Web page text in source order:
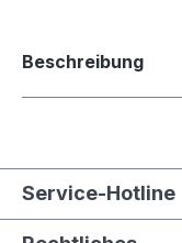
Beschreibung
Service-Hotline